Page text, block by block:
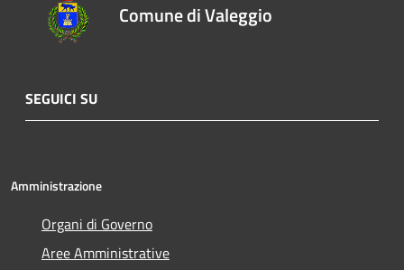
Comune di Valeggio
SEGUICI SU
Amministrazione
Organi di Governo
Aree Amministrative